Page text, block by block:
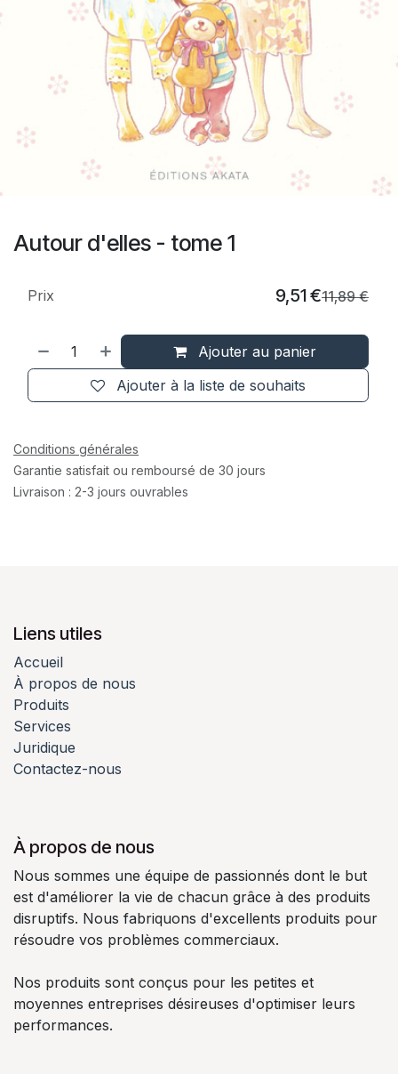
Autour d'elles - tome 1
Ajouter au panier
Ajouter à la liste de souhaits
Prix 9,51€11,89€
Conditions générales
Garantie satisfait ou remboursé de 30 jours
Livraison : 2-3 jours ouvrables
Liens utiles
Accueil
À propos de nous
Produits
Services
Juridique
Contactez-nous
À propos de nous
Nous sommes une équipe de passionnés dont le but
est d'améliorer la vie de chacun grâce à des produits
disruptifs. Nous fabriquons d'excellents produits pour
résoudre vos problèmes commerciaux.
Nos produits sont conçus pour les petites et
moyennes entreprises désireuses d'optimiser leurs
performances.